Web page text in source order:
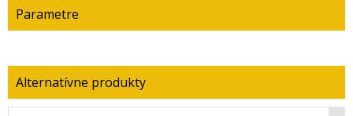
Parametre